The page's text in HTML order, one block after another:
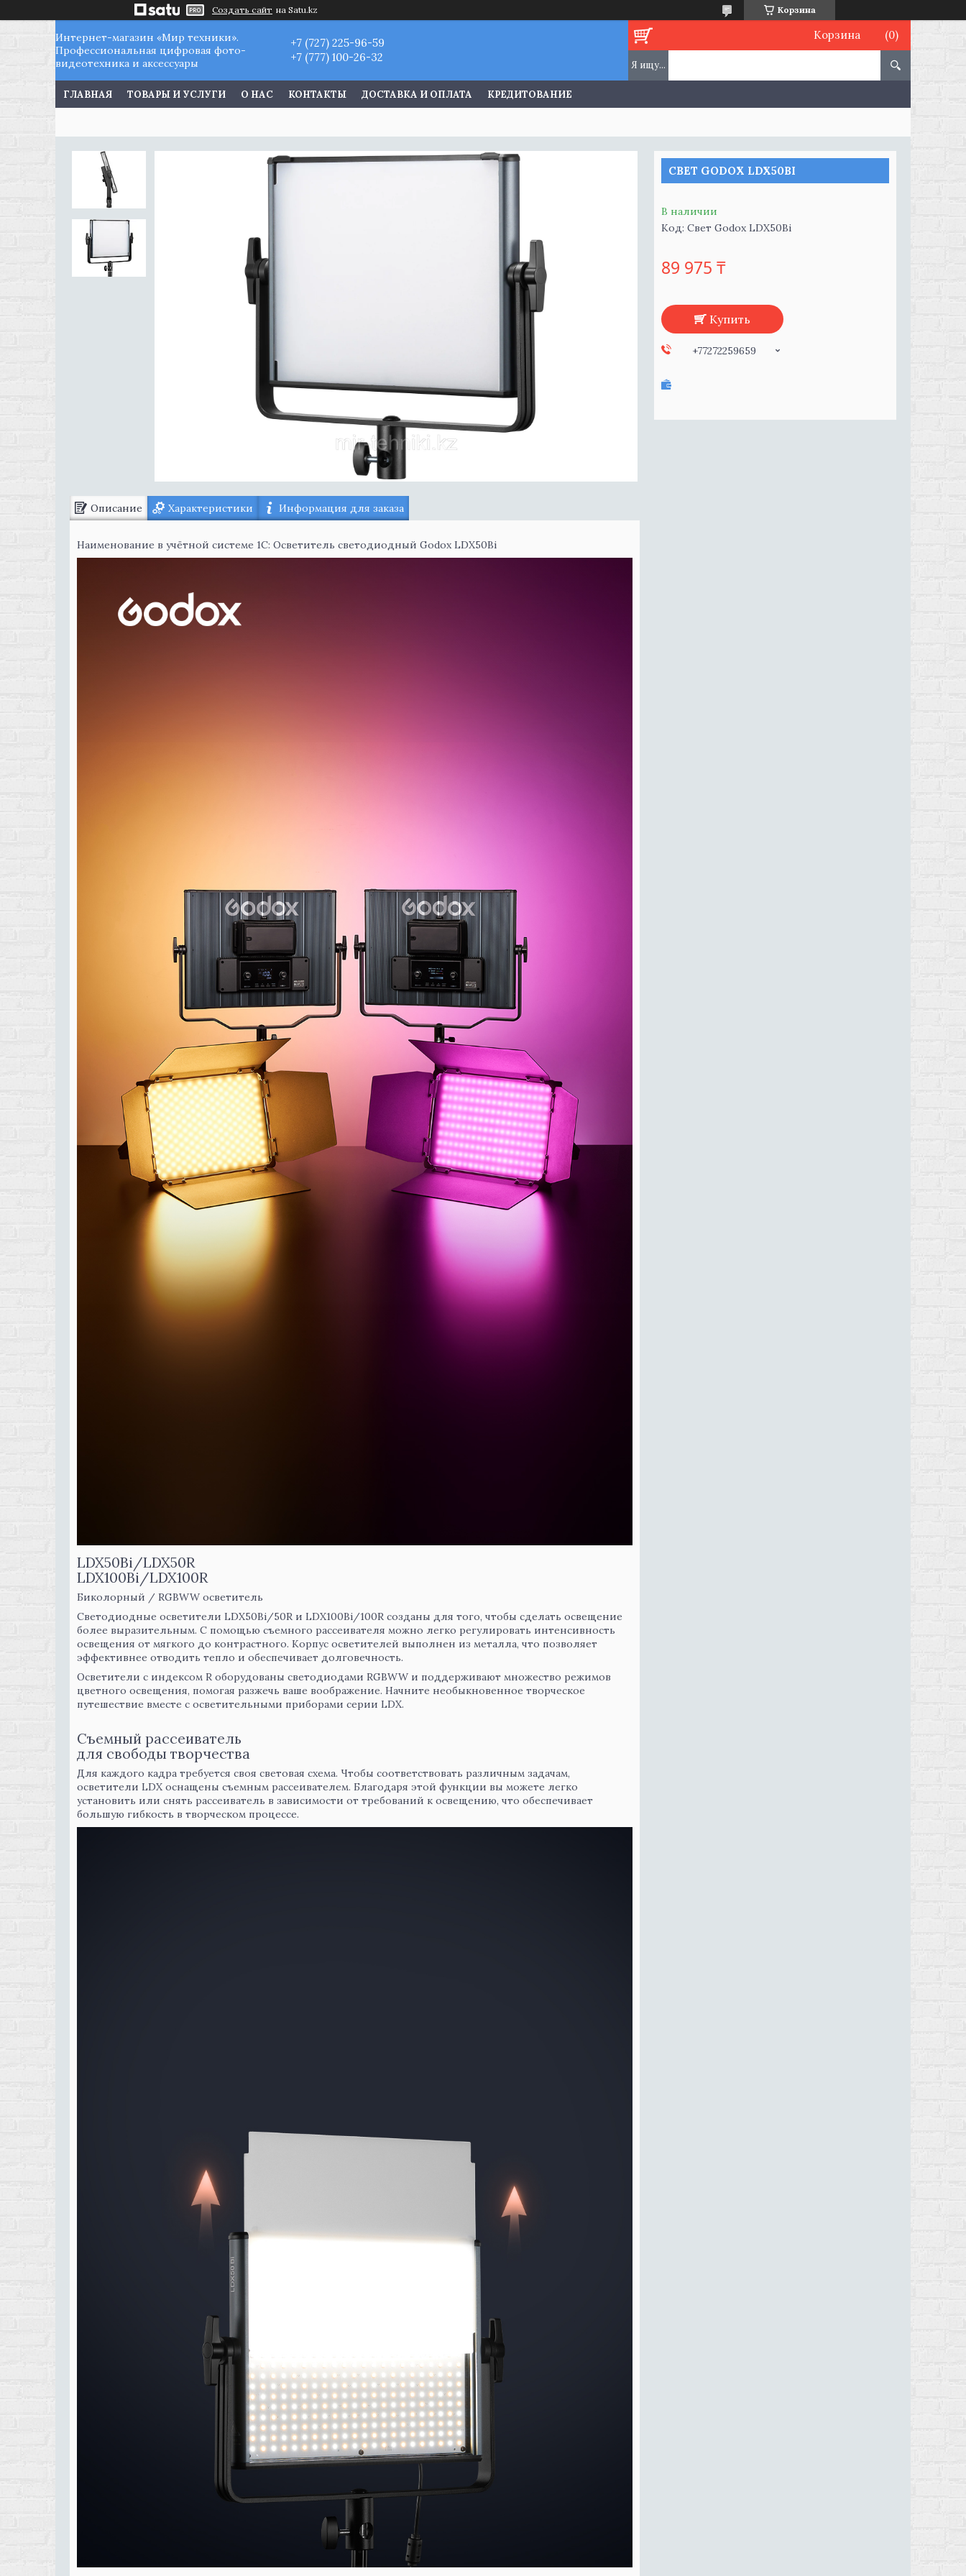
Создать сайт на Satu.kz Корзина
Интернет-магазин «Мир техники».
Профессиональная цифровая фото-
видеотехника и аксессуары
+7 (727) 225-96-59
+7 (777) 100-26-32
Корзина
ГЛАВНАЯ ТОВАРЫ И УСЛУГИ О НАС КОНТАКТЫ ДОСТАВКА И ОПЛАТА КРЕДИТОВАНИЕ
Описание Характеристики Информация для заказа
Наименование в учётной системе 1С: Осветитель светодиодный Godox LDX50Bi
LDX50Bi/LDX50R
LDX100Bi/LDX100R
Биколорный / RGBWW осветитель
Светодиодные осветители LDX50Bi/50R и LDX100Bi/100R созданы для того, чтобы сделать освещение
более выразительным. С помощью съемного рассеивателя можно легко регулировать интенсивность
освещения от мягкого до контрастного. Корпус осветителей выполнен из металла, что позволяет
эффективнее отводить тепло и обеспечивает долговечность.
Осветители с индексом R оборудованы светодиодами RGBWW и поддерживают множество режимов
цветного освещения, помогая разжечь ваше воображение. Начните необыкновенное творческое
путешествие вместе с осветительными приборами серии LDX.
Съемный рассеиватель
для свободы творчества
Для каждого кадра требуется своя световая схема. Чтобы соответствовать различным задачам,
осветители LDX оснащены съемным рассеивателем. Благодаря этой функции вы можете легко
установить или снять рассеиватель в зависимости от требований к освещению, что обеспечивает
большую гибкость в творческом процессе.
СВЕТ GODOX LDX50BI
В наличии
Код: Свет Godox LDX50Bi
89 975 ₸
Купить
+77272259659